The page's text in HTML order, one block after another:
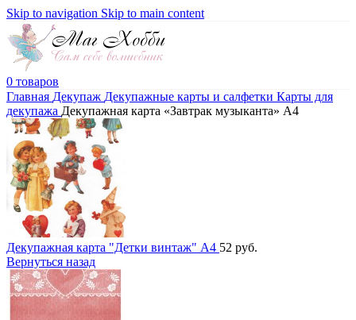
Skip to navigation Skip to main content
0 товаров
Главная Декупаж Декупажные карты и салфетки Карты для
декупажа Декупажная карта «Завтрак музыканта» А4
Декупажная карта "Детки винтаж" А4 52 руб.
Вернуться назад